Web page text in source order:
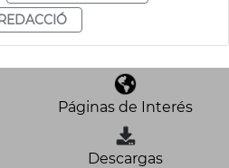
Páginas de Interés
Descargas